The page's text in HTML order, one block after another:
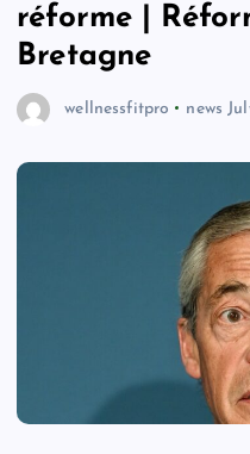
réforme |
Bretagne
wellnessfitpro news